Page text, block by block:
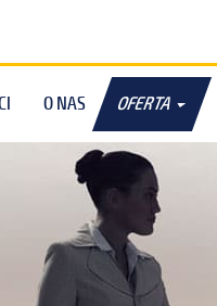
O NAS OFERTA